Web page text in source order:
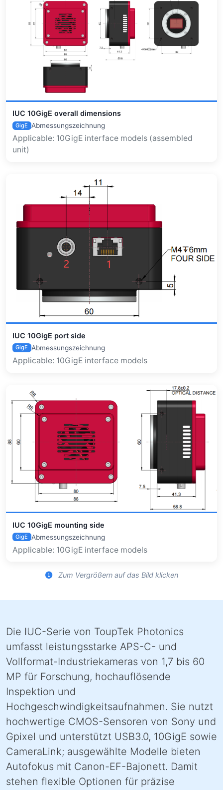
IUC 10GigE overall dimensions
GigE Abmessungszeichnung
Applicable: 10GigE interface models (assembled
unit)
IUC 10GigE port side
GigE Abmessungszeichnung
Applicable: 10GigE interface models
IUC 10GigE mounting side
GigE Abmessungszeichnung
Applicable: 10GigE interface models
Zum Vergrößern auf das Bild klicken
Die IUC-Serie von ToupTek Photonics
umfasst leistungsstarke APS-C- und
Vollformat-Industriekameras von 1,7 bis 60
MP für Forschung, hochauflösende
Inspektion und
Hochgeschwindigkeitsaufnahmen. Sie nutzt
hochwertige CMOS-Sensoren von Sony und
Gpixel und unterstützt USB3.0, 10GigE sowie
CameraLink; ausgewählte Modelle bieten
Autofokus mit Canon-EF-Bajonett. Damit
stehen flexible Optionen für präzise